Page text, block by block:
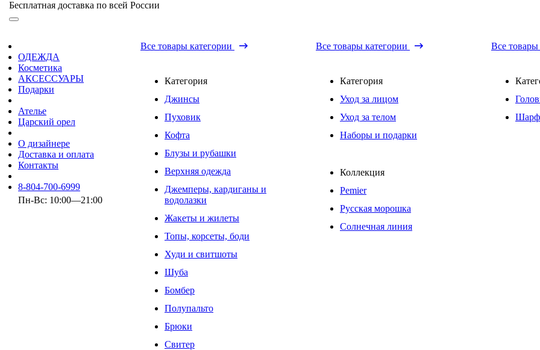
Бесплатная доставка по всей России
ОДЕЖДА
Косметика
АКСЕССУАРЫ
Подарки
Ателье
Царский орел
О дизайнере
Доставка и оплата
Контакты
8-804-700-6999
Пн-Вс: 10:00—21:00
Все товары категории
Категория
Джинсы
Пуховик
Кофта
Блузы и рубашки
Верхняя одежда
Джемперы, кардиганы и
водолазки
Жакеты и жилеты
Топы, корсеты, боди
Худи и свитшоты
Шуба
Бомбер
Полупальто
Брюки
Свитер
Все товары категории
Категория
Уход за лицом
Уход за телом
Наборы и подарки
Коллекция
Pemier
Русская морошка
Солнечная линия
Все